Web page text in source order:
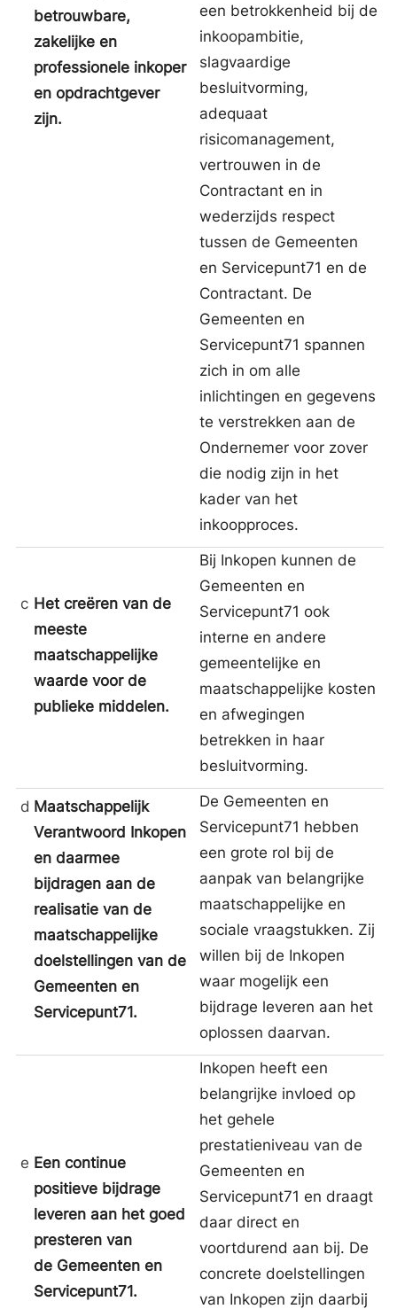
betrouwbare,
zakelijke en
professionele inkoper
en opdrachtgever
zijn.
een betrokkenheid bij de
inkoopambitie,
slagvaardige
besluitvorming,
adequaat
risicomanagement,
vertrouwen in de
Contractant en in
wederzijds respect
tussen de Gemeenten
en Servicepunt71 en de
Contractant. De
Gemeenten en
Servicepunt71 spannen
zich in om alle
inlichtingen en gegevens
te verstrekken aan de
Ondernemer voor zover
die nodig zijn in het
kader van het
inkoopproces.
c Het creëren van de
meeste
maatschappelijke
waarde voor de
publieke middelen.
Bij Inkopen kunnen de
Gemeenten en
Servicepunt71 ook
interne en andere
gemeentelijke en
maatschappelijke kosten
en afwegingen
betrekken in haar
besluitvorming.
d Maatschappelijk
Verantwoord Inkopen
en daarmee
bijdragen aan de
realisatie van de
maatschappelijke
doelstellingen van de
Gemeenten en
Servicepunt71.
De Gemeenten en
Servicepunt71 hebben
een grote rol bij de
aanpak van belangrijke
maatschappelijke en
sociale vraagstukken. Zij
willen bij de Inkopen
waar mogelijk een
bijdrage leveren aan het
oplossen daarvan.
e Een continue
positieve bijdrage
leveren aan het goed
presteren van
de Gemeenten en
Servicepunt71.
Inkopen heeft een
belangrijke invloed op
het gehele
prestatieniveau van de
Gemeenten en
Servicepunt71 en draagt
daar direct en
voortdurend aan bij. De
concrete doelstellingen
van Inkopen zijn daarbij